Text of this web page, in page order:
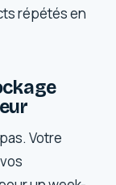
répétés en
Votre